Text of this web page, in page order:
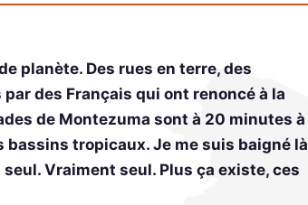
planète. Des rues en terre, des
des Français qui ont renoncé à la
de Montezuma sont à 20 minutes à
bassins tropicaux. Je me suis baigné là
Vraiment seul. Plus ça existe, ces